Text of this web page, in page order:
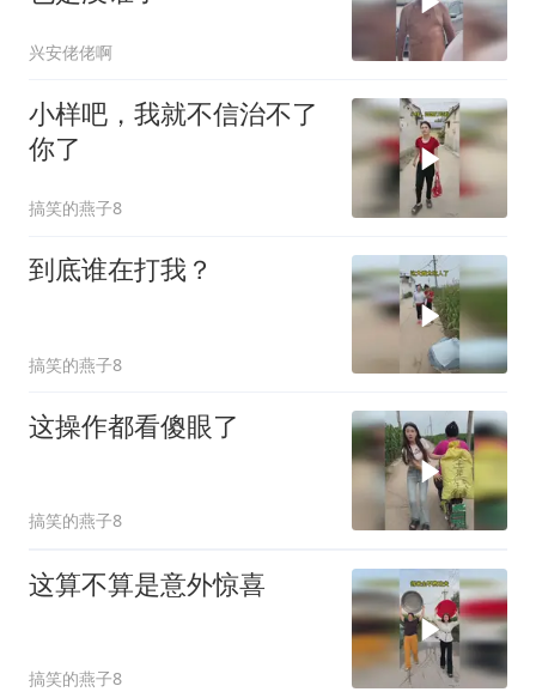
兴安佬佬啊
小样吧，我就不信治不了
你了
搞笑的燕子8
到底谁在打我？
搞笑的燕子8
这操作都看傻眼了
搞笑的燕子8
这算不算是意外惊喜
搞笑的燕子8